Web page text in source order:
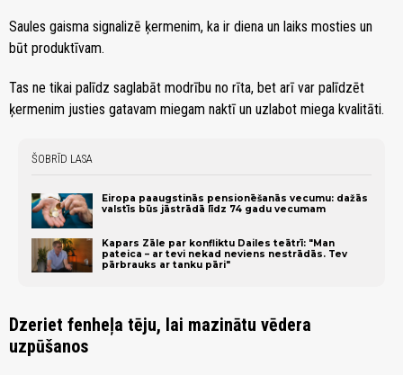
Saules gaisma signalizē ķermenim, ka ir diena un laiks mosties un
būt produktīvam.
Tas ne tikai palīdz saglabāt modrību no rīta, bet arī var palīdzēt
ķermenim justies gatavam miegam naktī un uzlabot miega kvalitāti.
ŠOBRĪD LASA
Eiropa paaugstinās pensionēšanās vecumu: dažās
valstīs būs jāstrādā līdz 74 gadu vecumam
Kapars Zāle par konfliktu Dailes teātrī: "Man
pateica – ar tevi nekad neviens nestrādās. Tev
pārbrauks ar tanku pāri"
Dzeriet fenheļa tēju, lai mazinātu vēdera
uzpūšanos